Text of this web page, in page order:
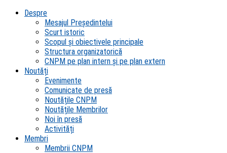
Despre
Mesajul Președintelui
Scurt istoric
Scopul şi obiectivele principale
Structura organizatorică
CNPM pe plan intern şi pe plan extern
Noutăți
Evenimente
Comunicate de presă
Noutățile CNPM
Noutățile Membrilor
Noi în presă
Activități
Membri
Membrii CNPM